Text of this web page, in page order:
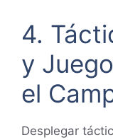
4.
y
el
Desplegar